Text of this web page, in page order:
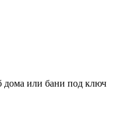
дома или бани под ключ